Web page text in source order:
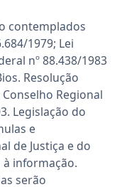
contemplados
1979; Lei
nº 88.438/1983
Resolução
Regional
Legislação do
e
de Justiça e do
informação.
serão